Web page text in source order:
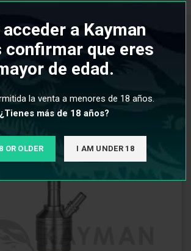
acceder a Kayman
confirmar que eres
de edad.
la venta a menores de 18 años.
¿Tienes más de 18 años?
OR OLDER I AM UNDER 18
RELACIONADOS